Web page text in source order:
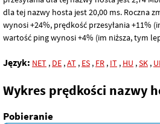
dla tej nazwy hosta jest 20,00 ms. Roczna
wynosi +24%, prędkość przesyłania +11%
wartość ping wynosi +4% (im niższa, tym
Język: NET , DE ,AT , ES , FR , IT , HU ,SK ,
Wykres prędkości nazwy
Pobieranie